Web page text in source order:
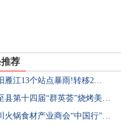
荐
雁江13个站点暴雨!转移2…
县第十四届“群英荟”烧烤美…
火锅食材产业商会“中国行”…